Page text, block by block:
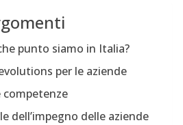
punto siamo in Italia?
per le aziende
competenze
dell’impegno delle aziende